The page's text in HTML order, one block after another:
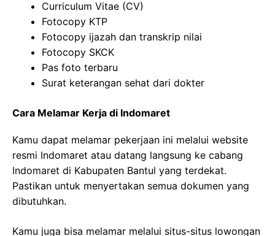
Curriculum Vitae (CV)
Fotocopy KTP
Fotocopy ijazah dan transkrip nilai
Fotocopy SKCK
Pas foto terbaru
Surat keterangan sehat dari dokter
Cara Melamar Kerja di Indomaret
Kamu dapat melamar pekerjaan ini melalui website
resmi Indomaret atau datang langsung ke cabang
Indomaret di Kabupaten Bantul yang terdekat.
Pastikan untuk menyertakan semua dokumen yang
dibutuhkan.
Kamu juga bisa melamar melalui situs-situs lowongan